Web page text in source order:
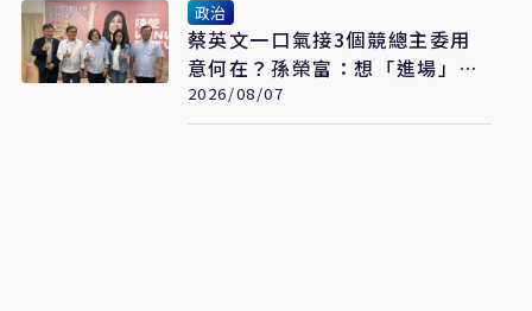
政治
蔡英文一口氣接3個競總主委用
意何在？孫榮富：想「進場」接
黨主席
2026/08/07